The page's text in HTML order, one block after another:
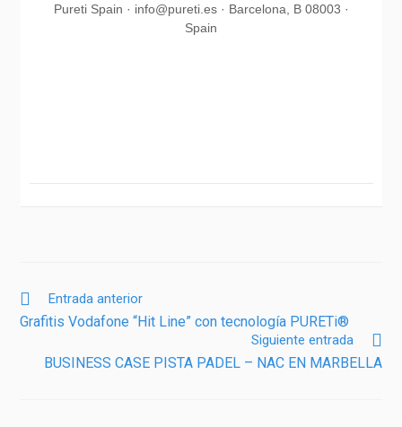
Pureti Spain · info@pureti.es · Barcelona, B 08003 ·
Spain
Entrada anterior
Grafitis Vodafone “Hit Line” con tecnología PURETi®
Siguiente entrada
BUSINESS CASE PISTA PADEL – NAC EN MARBELLA